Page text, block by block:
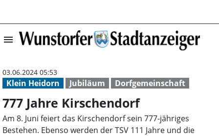
menu 777 Jahre
Klein Heidorn Jubiläum Dorfgemeinschaft
03.06.2024 05:53
777 Jahre Kirschendorf
Am 8. Juni feiert das Kirschendorf sein 777-jähriges
Bestehen. Ebenso werden der TSV 111 Jahre und die